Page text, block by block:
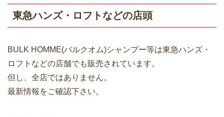
東急ハンズ・ロフトなどの店頭
BULK HOMME(バルクオム)シャンプー等は東急ハンズ・
ロフトなどの店舗でも販売されています。
但し、全店ではありません。
最新情報をご確認下さい。